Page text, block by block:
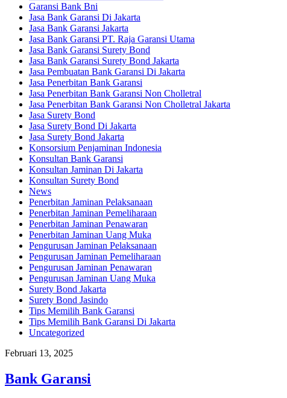
Garansi Bank Bni
Jasa Bank Garansi Di Jakarta
Jasa Bank Garansi Jakarta
Jasa Bank Garansi PT. Raja Garansi Utama
Jasa Bank Garansi Surety Bond
Jasa Bank Garansi Surety Bond Jakarta
Jasa Pembuatan Bank Garansi Di Jakarta
Jasa Penerbitan Bank Garansi
Jasa Penerbitan Bank Garansi Non Cholletral
Jasa Penerbitan Bank Garansi Non Cholletral Jakarta
Jasa Surety Bond
Jasa Surety Bond Di Jakarta
Jasa Surety Bond Jakarta
Konsorsium Penjaminan Indonesia
Konsultan Bank Garansi
Konsultan Jaminan Di Jakarta
Konsultan Surety Bond
News
Penerbitan Jaminan Pelaksanaan
Penerbitan Jaminan Pemeliharaan
Penerbitan Jaminan Penawaran
Penerbitan Jaminan Uang Muka
Pengurusan Jaminan Pelaksanaan
Pengurusan Jaminan Pemeliharaan
Pengurusan Jaminan Penawaran
Pengurusan Jaminan Uang Muka
Surety Bond Jakarta
Surety Bond Jasindo
Tips Memilih Bank Garansi
Tips Memilih Bank Garansi Di Jakarta
Uncategorized
Februari 13, 2025
Bank Garansi